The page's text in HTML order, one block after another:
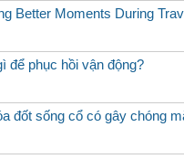
Better Moments During
để phục hồi vận động?
đốt sống cổ có gây chóng